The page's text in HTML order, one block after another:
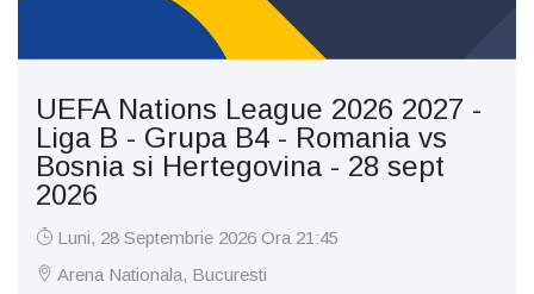
UEFA Nations League 2026 2027 -
Liga B - Grupa B4 - Romania vs
Bosnia si Hertegovina - 28 sept
2026
Luni, 28 Septembrie 2026 Ora 21:45
Arena Nationala, Bucuresti